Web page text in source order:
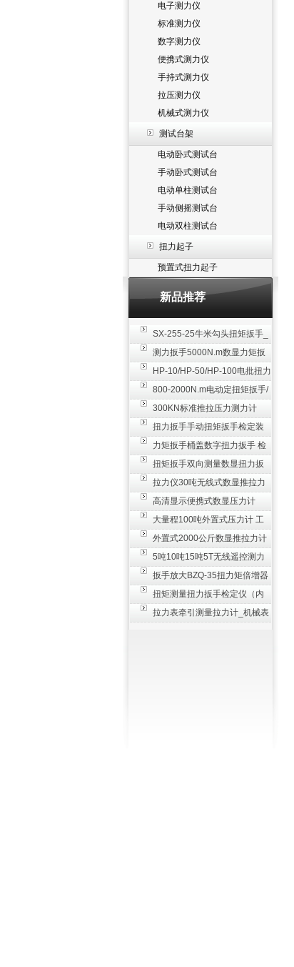
电子测力仪
标准测力仪
数字测力仪
便携式测力仪
手持式测力仪
拉压测力仪
机械式测力仪
测试台架
电动卧式测试台
手动卧式测试台
电动单柱测试台
手动侧摇测试台
电动双柱测试台
扭力起子
预置式扭力起子
新品推荐
SX-255-25牛米勾头扭矩扳手_
螺栓紧固扭力扳手
测力扳手5000N.m数显力矩扳
手 非标扭力扳手工业级
HP-10/HP-50/HP-100电批扭力
测试仪,测量仪
800-2000N.m电动定扭矩扳手/
扭矩电动扳手
300KN标准推拉压力测力计
_0.3级数显压力仪
扭力扳手手动扭矩扳手检定装
置 50-100N扳手测量仪器
力矩扳手桶盖数字扭力扳手 检
测瓶盖拧紧扭矩工具
扭矩扳手双向测量数显扭力扳
手 2000N,m力矩扳手价格
拉力仪30吨无线式数显推拉力
计 数字显示测力计80T
高清显示便携式数显压力计
300N500n_手持电子测力计
大量程100吨外置式压力计 工
业用数显测力计价格
外置式2000公斤数显推拉力计
_数字拉力压力测试仪
5吨10吨15吨5T无线遥控测力
计_带遥控电子拉力计数显式
扳手放大BZQ-35扭力矩倍增器
_3500牛米扭力倍力器仪
扭矩测量扭力扳手检定仪（内
置打印） 扭矩检验仪器
拉力表牵引测量拉力计_机械表